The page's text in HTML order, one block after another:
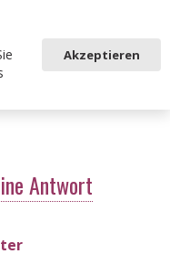
first post. Edit or
Antwort
Akzeptieren